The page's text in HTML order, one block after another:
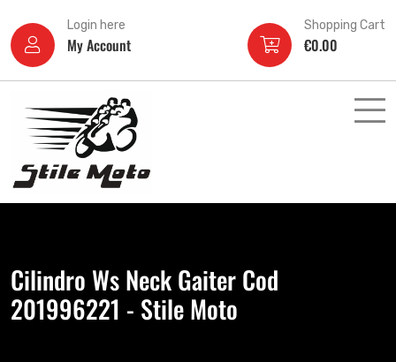
Login here
My Account
Shopping Cart
€0.00
Cilindro Ws Neck Gaiter Cod
201996221 - Stile Moto